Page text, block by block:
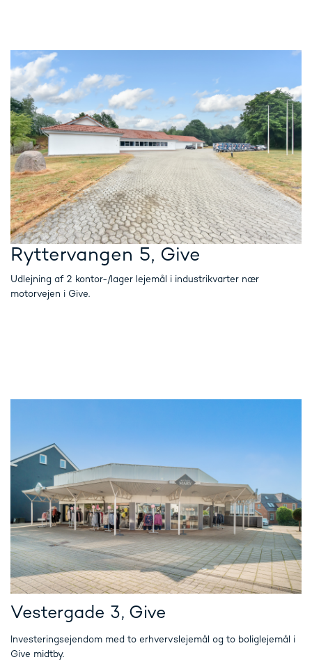
Ryttervangen 5, Give
Udlejning af 2 kontor-/lager lejemål i industrikvarter nær
motorvejen i Give.
Vestergade 3, Give
Investeringsejendom med to erhvervslejemål og to boliglejemål i
Give midtby.